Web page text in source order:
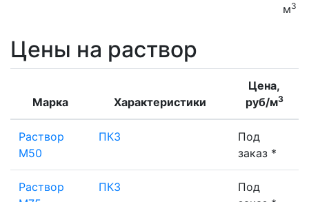
м3
Цены на раствор
Марка Характеристики
Цена,
руб/м3
Раствор
М50
ПК3
Под
заказ *
Раствор
ПК3
Под